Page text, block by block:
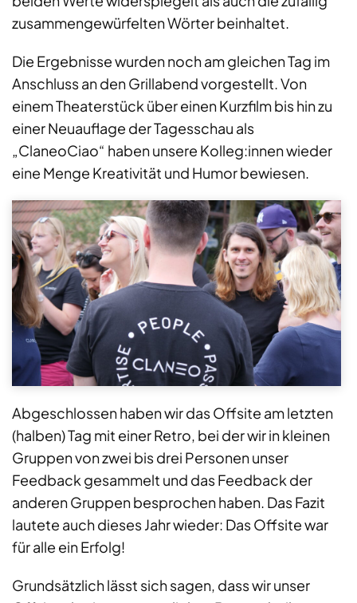
zusammengewürfelten Wörter beinhaltet.
Die Ergebnisse wurden noch am gleichen Tag im
Anschluss an den Grillabend vorgestellt. Von
einem Theaterstück über einen Kurzfilm bis hin zu
einer Neuauflage der Tagesschau als
„ClaneoCiao“ haben unsere Kolleg:innen wieder
eine Menge Kreativität und Humor bewiesen.
Abgeschlossen haben wir das Offsite am letzten
(halben) Tag mit einer Retro, bei der wir in kleinen
Gruppen von zwei bis drei Personen unser
Feedback gesammelt und das Feedback der
anderen Gruppen besprochen haben. Das Fazit
lautete auch dieses Jahr wieder: Das Offsite war
für alle ein Erfolg!
Grundsätzlich lässt sich sagen, dass wir unser